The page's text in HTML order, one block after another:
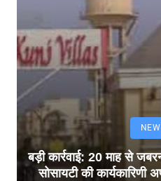
बड़ी कार्रवाई: 20 माह से
सोसायटी की